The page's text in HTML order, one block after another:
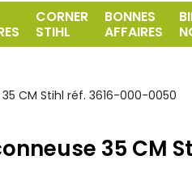
CORNER
STIHL
BONNES
AFFAIRES
CM Stihl réf. 3616-000-0050
35 CM